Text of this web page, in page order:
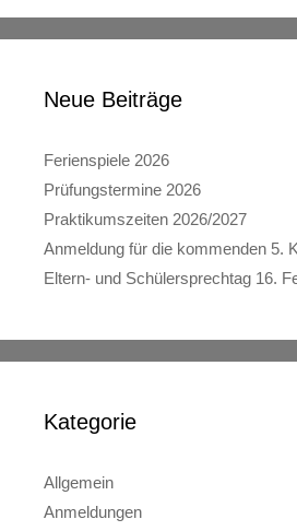
Neue Beiträge
Ferienspiele 2026
Prüfungstermine 2026
Praktikumszeiten 2026/2027
Anmeldung für die kommenden 5.
Eltern- und Schülersprechtag 16.
Kategorie
Allgemein
Anmeldungen